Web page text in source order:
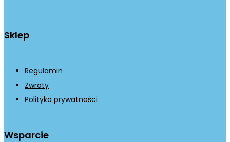
Sklep
Regulamin
Zwroty
Polityka prywatności
Wsparcie